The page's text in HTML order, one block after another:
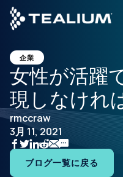
main
content
プラットフォーム
ソリューション
業種
企業
女性が活躍
現しなけれ
rmccraw
3月 11, 2021
ブログ一覧に戻る